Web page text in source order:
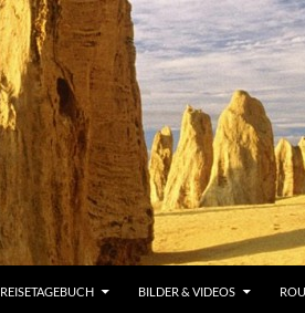
REISETAGEBUCH BILDER & VIDEOS